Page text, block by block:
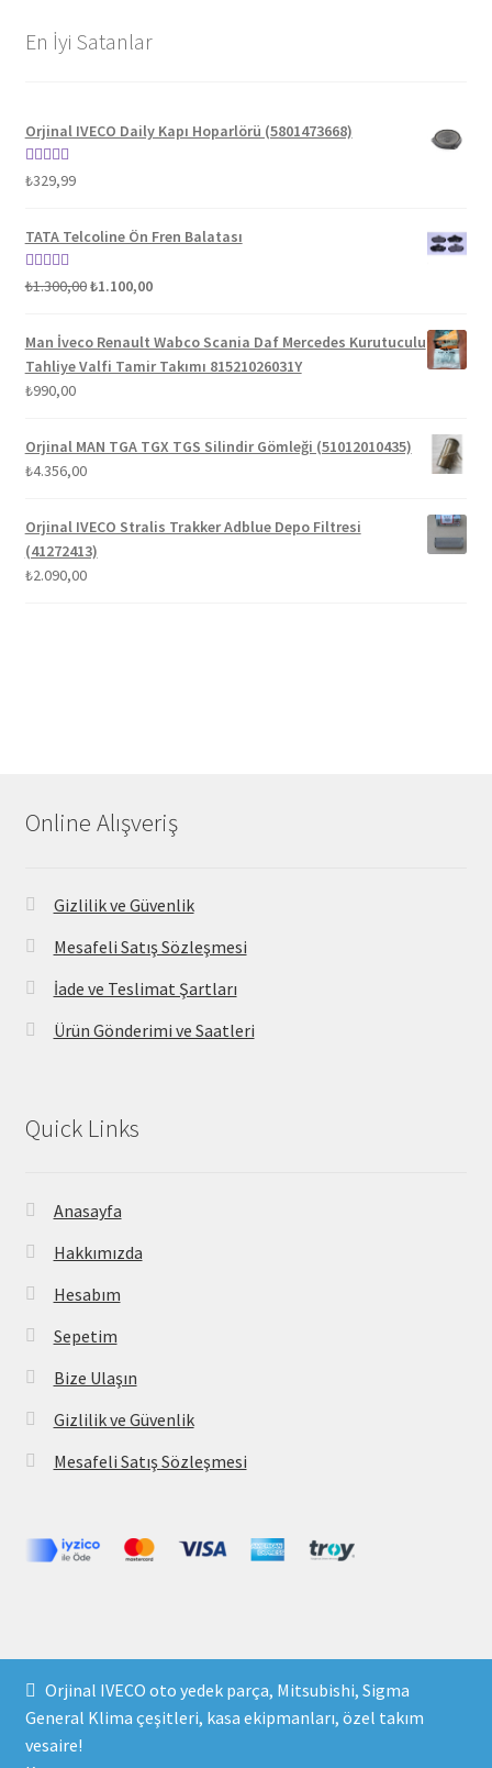
Orjinal IVECO oto yedek parça, Mitsubishi, Sigma
General Klima çeşitleri, kasa ekipmanları, özel takım
vesaire!
En İyi Satanlar
Orjinal IVECO Daily Kapı Hoparlörü (5801473668)
5 üzerinden
₺329,99
TATA Telcoline Ön Fren Balatası
5 üzerinden
₺1.300,00Orijinal
₺1.300,00.
₺1.100,00Şu
fiyat:
₺1.100,00.
Man İveco Renault Wabco Scania Daf Mercedes Kurutuculu
Tahliye Valfi Tamir Takımı 81521026031Y
₺990,00
Orjinal MAN TGA TGX TGS Silindir Gömleği (51012010435)
₺4.356,00
Orjinal IVECO Stralis Trakker Adblue Depo Filtresi
(41272413)
₺2.090,00
Online Alışveriş
Gizlilik ve Güvenlik
Mesafeli Satış Sözleşmesi
İade ve Teslimat Şartları
Ürün Gönderimi ve Saatleri
Quick Links
Anasayfa
Hakkımızda
Hesabım
Sepetim
Bize Ulaşın
Gizlilik ve Güvenlik
Mesafeli Satış Sözleşmesi
Copyright 2021 © parcavs.com Tüm hakları saklıdır. Kredi
kartı bilgileriniz 256bit SSL sertifikası ile korunmaktadır.